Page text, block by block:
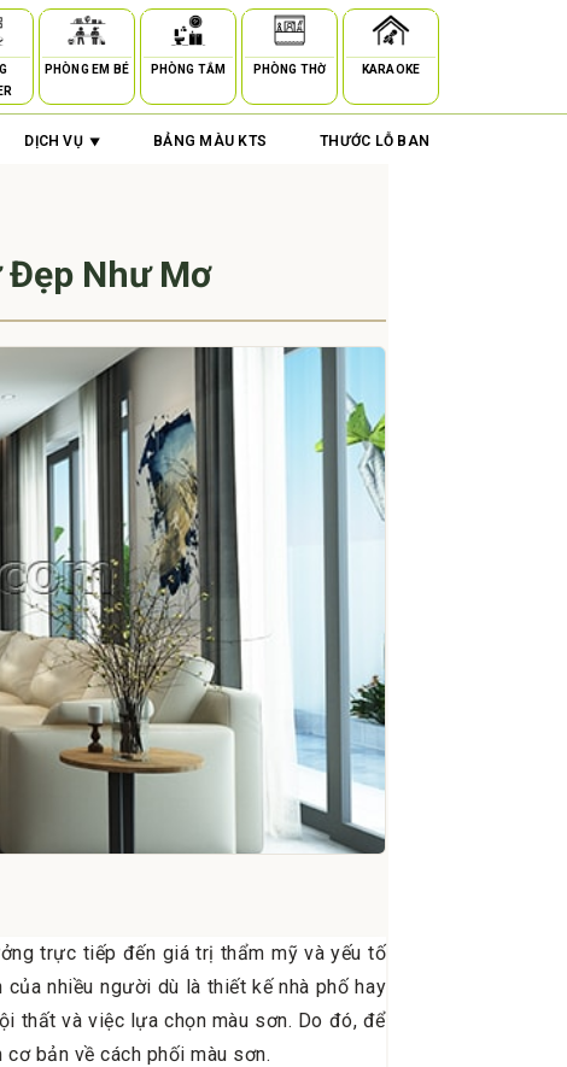
PHÒNG EM BÉ PHÒNG TẮM PHÒNG THỜ KARAOKE
DỊCH VỤ BẢNG MÀU KTS THƯỚC LỖ BAN
Đẹp Như Mơ
trực tiếp đến giá trị thẩm mỹ và yếu tố
nhiều người dù là thiết kế nhà phố hay
thất và việc lựa chọn màu sơn. Do đó, để
bản về cách phối màu sơn.